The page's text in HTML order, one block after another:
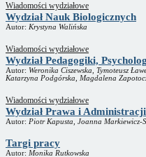
Wiadomości wydziałowe
Wydział Nauk Biologicznych
Autor: Krystyna Walińska
Wiadomości wydziałowe
Wydział Pedagogiki,
Autor: Weronika Ciszewska, Tymoteusz
Katarzyna Podgórska, Magdalena
Wiadomości wydziałowe
Wydział Prawa i Administracji
Autor: Piotr Kapusta, Joanna Markiewicz-
Targi pracy
Autor: Monika Rutkowska